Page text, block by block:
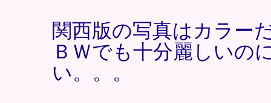
関西版の写真はカラー
ＢＷでも十分麗しいの
い。。。